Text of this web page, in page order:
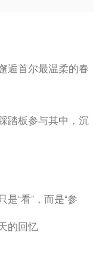
逅首尔最温柔的春
踏板参与其中，沉
“看”，而是“参
的回忆